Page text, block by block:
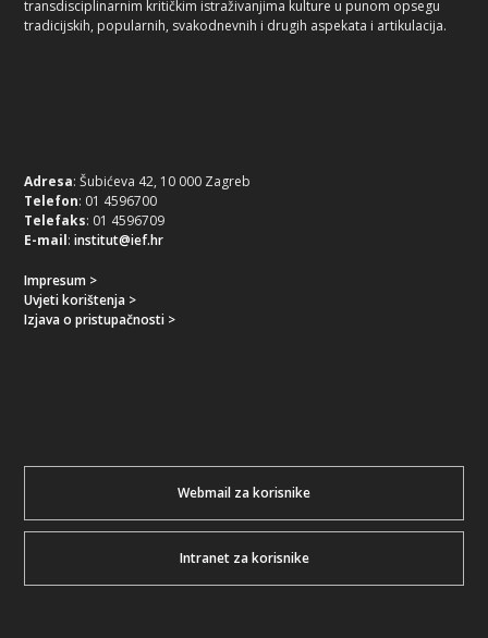
transdisciplinarnim kritičkim istraživanjima kulture u punom opsegu
tradicijskih, popularnih, svakodnevnih i drugih aspekata i artikulacija.
Adresa: Šubićeva 42, 10 000 Zagreb
Telefon: 01 4596700
Telefaks: 01 4596709
E-mail:institut@ief.hr
Impresum >
Uvjeti korištenja >
Izjava o pristupačnosti >
Webmail za korisnike
Intranet za korisnike